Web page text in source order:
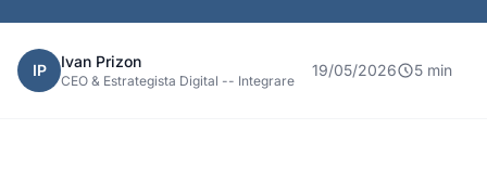
IP Ivan Prizon
CEO & Estrategista Digital -- Integrare
19/05/2026 5 min